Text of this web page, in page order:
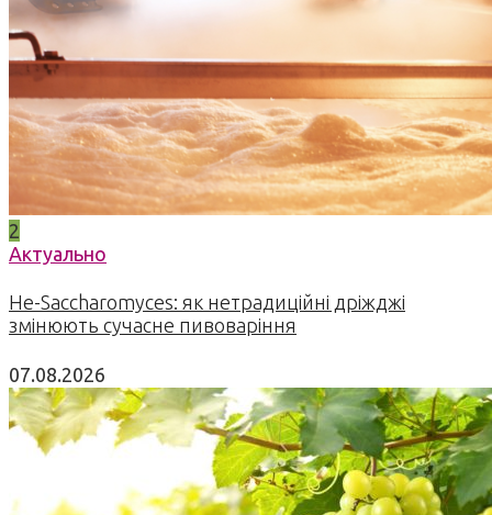
2
Актуально
Не-Saccharomyces: як нетрадиційні дріжджі
змінюють сучасне пивоваріння
07.08.2026